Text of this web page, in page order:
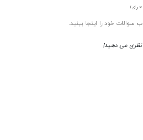
0 رای)
سوالات خود را اینجا ببنید.
نظری می دهید!